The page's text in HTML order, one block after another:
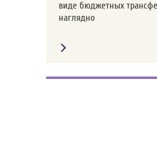
виде бюджетных
наглядно